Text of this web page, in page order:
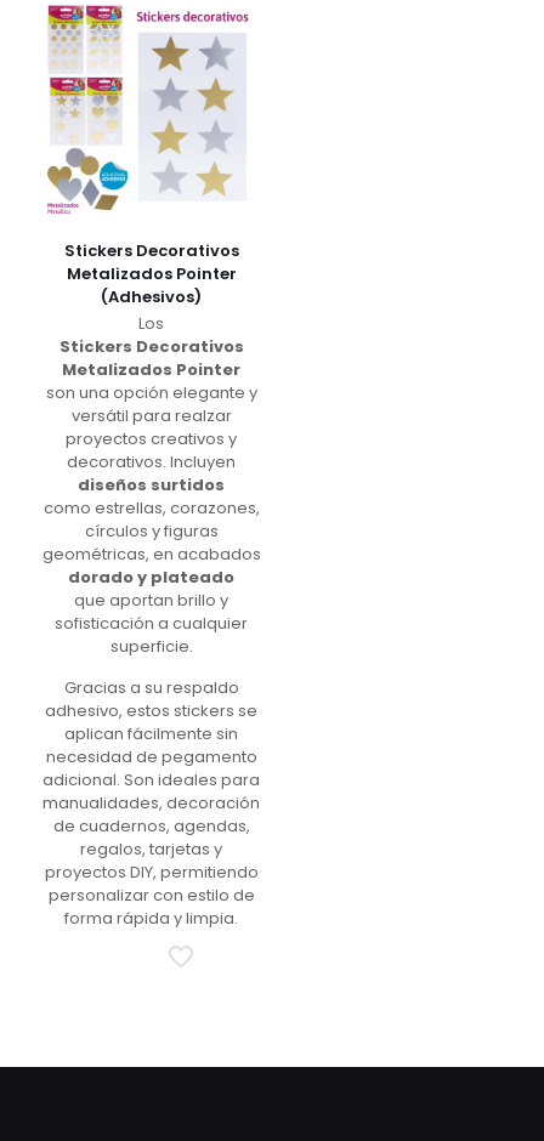
Stickers Decorativos
Metalizados Pointer
(Adhesivos)
Los
Stickers Decorativos
Metalizados Pointer
son una opción elegante y
versátil para realzar
proyectos creativos y
decorativos. Incluyen
diseños surtidos
como estrellas, corazones,
círculos y figuras
geométricas, en acabados
dorado y plateado
que aportan brillo y
sofisticación a cualquier
superficie.
Gracias a su respaldo
adhesivo, estos stickers se
aplican fácilmente sin
necesidad de pegamento
adicional. Son ideales para
manualidades, decoración
de cuadernos, agendas,
regalos, tarjetas y
proyectos DIY, permitiendo
personalizar con estilo de
forma rápida y limpia.